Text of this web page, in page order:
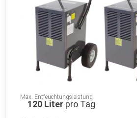
Max. Entfeuchtungsleistung
120 Liter pro Tag